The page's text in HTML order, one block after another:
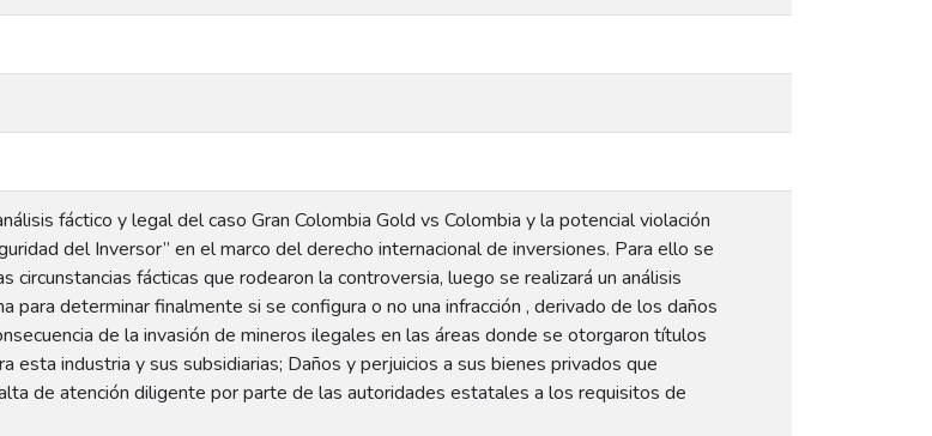
fáctico y legal del caso Gran Colombia Gold vs Colombia y la potencial violación
del Inversor” en el marco del derecho internacional de inversiones. Para ello se
circunstancias fácticas que rodearon la controversia, luego se realizará un análisis
para determinar finalmente si se configura o no una infracción , derivado de los daños
de la invasión de mineros ilegales en las áreas donde se otorgaron títulos
esta industria y sus subsidiarias; Daños y perjuicios a sus bienes privados que
de atención diligente por parte de las autoridades estatales a los requisitos de